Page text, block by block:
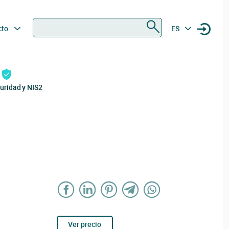
ES
y NIS2
Ver precio